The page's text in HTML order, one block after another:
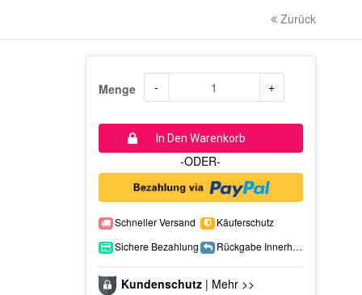
Zurück
Menge - +
In Den Warenkorb
-ODER-
Schneller Versand
Käuferschutz
Sichere Bezahlung
Rückgabe Innerhalb 15 Tage
Kundenschutz| Mehr >>